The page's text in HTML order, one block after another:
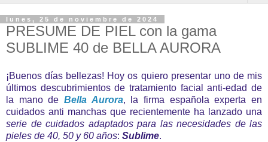
lunes, 25 de noviembre de 2024
PRESUME DE PIEL con la gama
SUBLIME 40 de BELLA AURORA
¡Buenos días bellezas! Hoy os quiero presentar uno de mis
últimos descubrimientos de tratamiento facial anti-edad de
la mano de Bella Aurora, la firma española experta en
cuidados anti manchas que recientemente ha lanzado una
serie de cuidados adaptados para las necesidades de las
pieles de 40, 50 y 60 años: Sublime.